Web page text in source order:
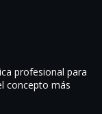
profesional para
concepto más